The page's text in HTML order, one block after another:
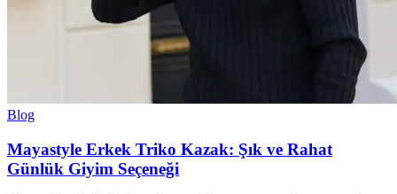
Blog
Mayastyle Erkek Triko Kazak: Şık ve Rahat
Günlük Giyim Seçeneği